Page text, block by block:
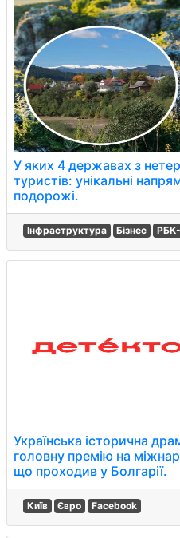
У яких 4 державах з
туристів: унікальні
подорожі.
Інфраструктура Бізнес РБК-
Українська історична
головну премію на
що проходив у Болгарії.
Київ Євро Facebook